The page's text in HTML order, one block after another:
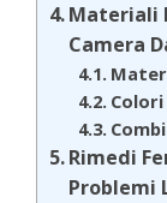
Materiali
Camera
Rimedi
Problemi